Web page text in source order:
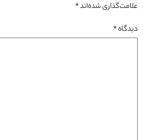
علامت‌گذاری شده‌اند*
دیدگاه*